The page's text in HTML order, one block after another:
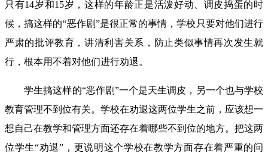
只有14岁和15岁，这样的年龄正是活泼好动、调皮捣蛋的时
候，搞这样的“恶作剧”是很正常的事情，学校只要对他们进行
严肃的批评教育，讲清利害关系，防止类似事情再次发生就
行，根本用不着对他们进行劝退。
学生搞这样的“恶作剧”一个是天生调皮，另一个也与学校
教育管理不到位有关。学校在劝退这两位学生之前，应该想一
想自己在教学和管理方面还存在着哪些不到位的地方。 把这两
位学生“劝退”，更说明这个学校在教学方面存在着严重的问